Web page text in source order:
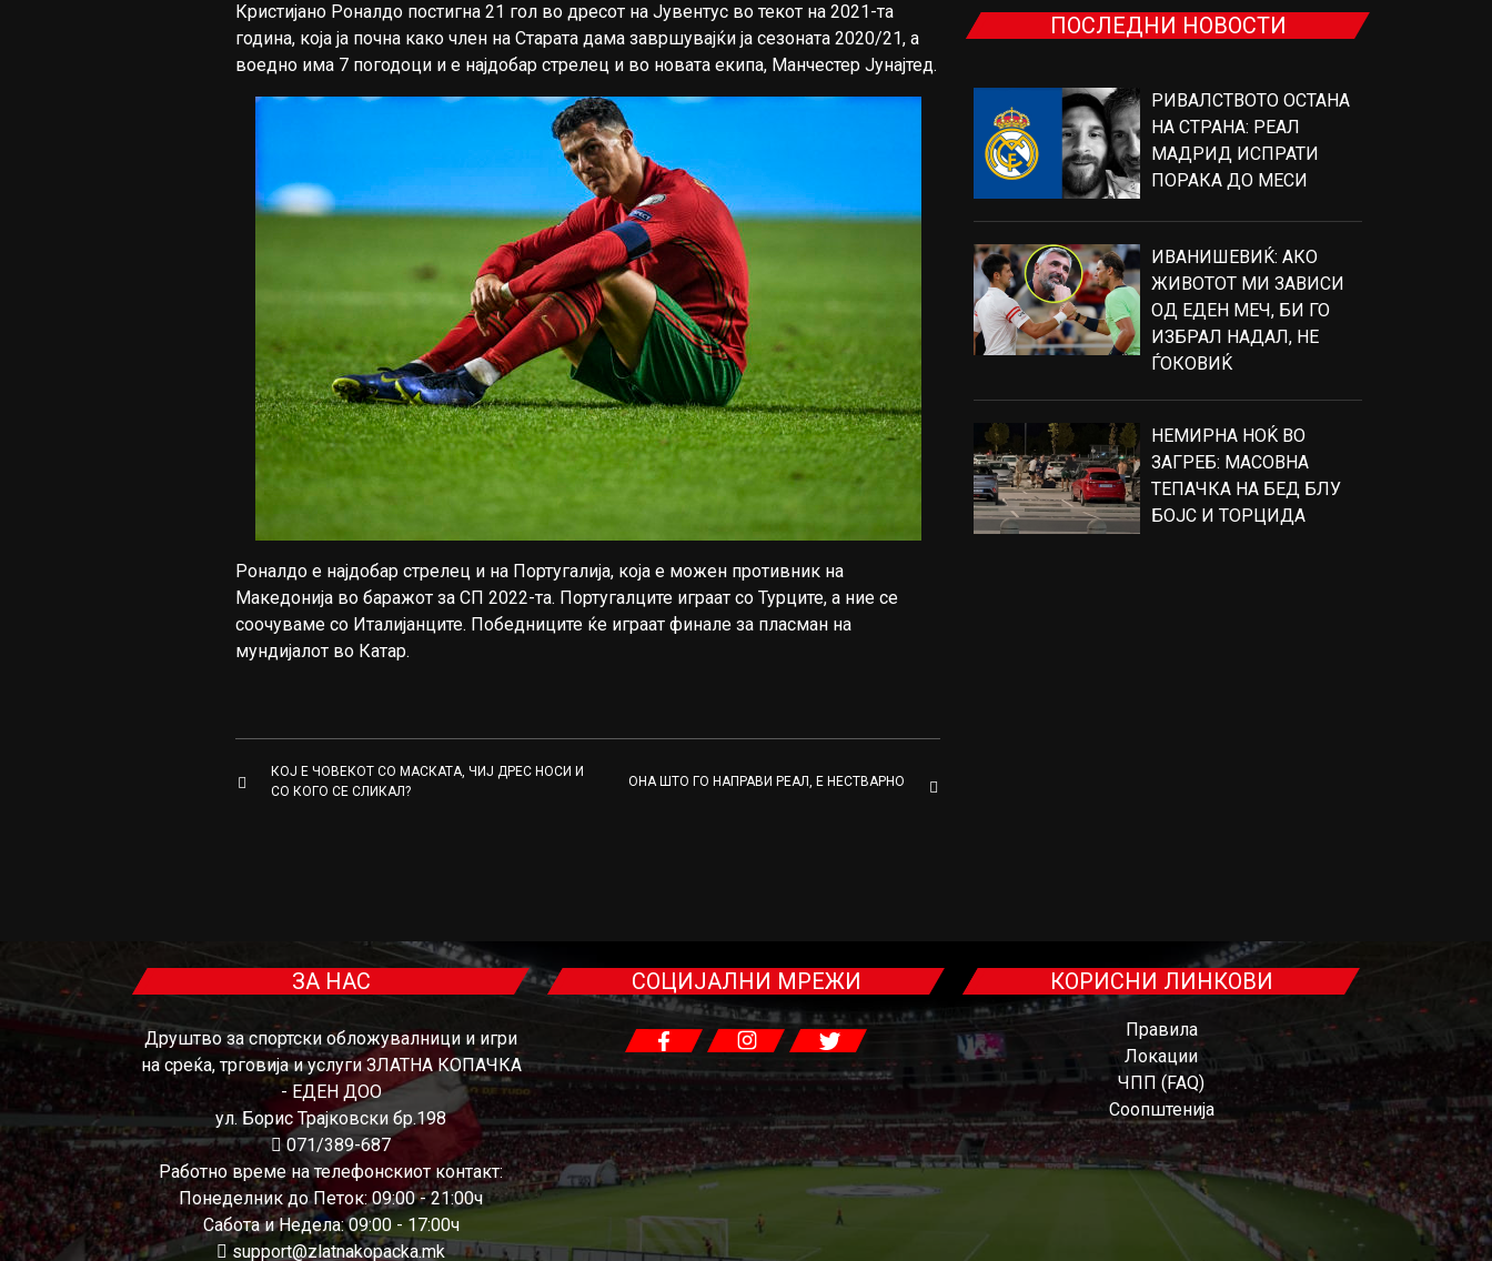
Кристијано Роналдо постигна 21 гол во дресот на Јувентус во текот на 2021-та
година, која ја почна како член на Старата дама завршувајќи ја сезоната 2020/21, а
воедно има 7 погодоци и е најдобар стрелец и во новата екипа, Манчестер Јунајтед.
Роналдо е најдобар стрелец и на Португалија, која е можен противник на
Македонија во баражот за СП 2022-та. Португалците играат со Турците, а ние се
соочуваме со Италијанците. Победниците ќе играат финале за пласман на
мундијалот во Катар.
КОЈ Е ЧОВЕКОТ СО МАСКАТА, ЧИЈ ДРЕС НОСИ И
СО КОГО СЕ СЛИКАЛ?
ОНА ШТО ГО НАПРАВИ РЕАЛ, Е НЕСТВАРНО
ПОСЛЕДНИ НОВОСТИ
РИВАЛСТВОТО ОСТАНА
НА СТРАНА: РЕАЛ
МАДРИД ИСПРАТИ
ПОРАКА ДО МЕСИ
ИВАНИШЕВИЌ: АКО
ЖИВОТОТ МИ ЗАВИСИ
ОД ЕДЕН МЕЧ, БИ ГО
ИЗБРАЛ НАДАЛ, НЕ
ЃОКОВИЌ
НЕМИРНА НОЌ ВО
ЗАГРЕБ: МАСОВНА
ТЕПАЧКА НА БЕД БЛУ
БОЈС И ТОРЦИДА
ЗА НАС
Друштво за спортски обложувалници и игри
на среќа, трговија и услуги ЗЛАТНА КОПАЧКА
- ЕДЕН ДОО
ул. Борис Трајковски бр.198
071/389-687
Работно време на телефонскиот контакт:
Понеделник до Петок: 09:00 - 21:00ч
Сабота и Недела: 09:00 - 17:00ч
support@zlatnakopacka.mk
СОЦИЈАЛНИ МРЕЖИ КОРИСНИ ЛИНКОВИ
Правила
Локации
ЧПП (FAQ)
Соопштенија